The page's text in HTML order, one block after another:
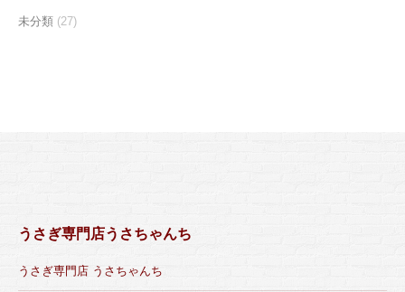
未分類 (27)
うさぎ専門店うさちゃんち
うさぎ専門店 うさちゃんち